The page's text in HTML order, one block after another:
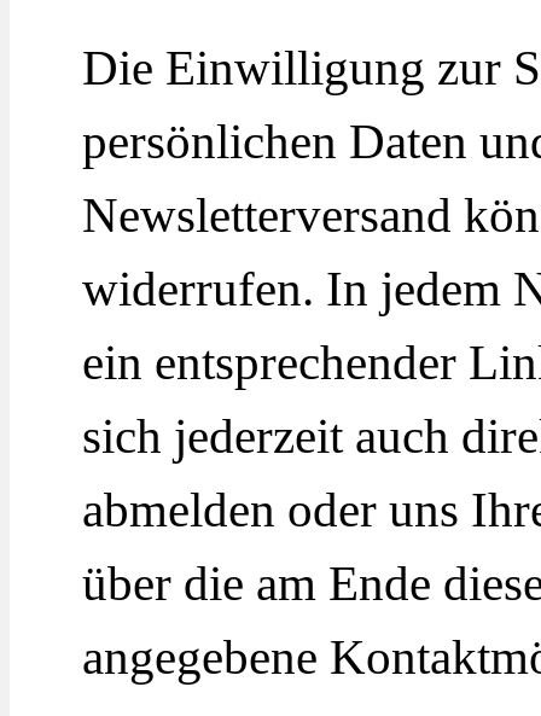
Die Einwilligung zur
persönlichen Daten
Newsletterversand
widerrufen. In jedem
ein entsprechender
sich jederzeit auch
abmelden oder uns
über die am Ende
angegebene